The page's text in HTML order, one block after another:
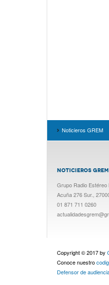
Noticieros GREM
NOTICIEROS GREM
Grupo Radio Estéreo
Acuña 276 Sur.,
01 871 711 0260
Copyright © 2017 by
Conoce nuestro
Defensor de